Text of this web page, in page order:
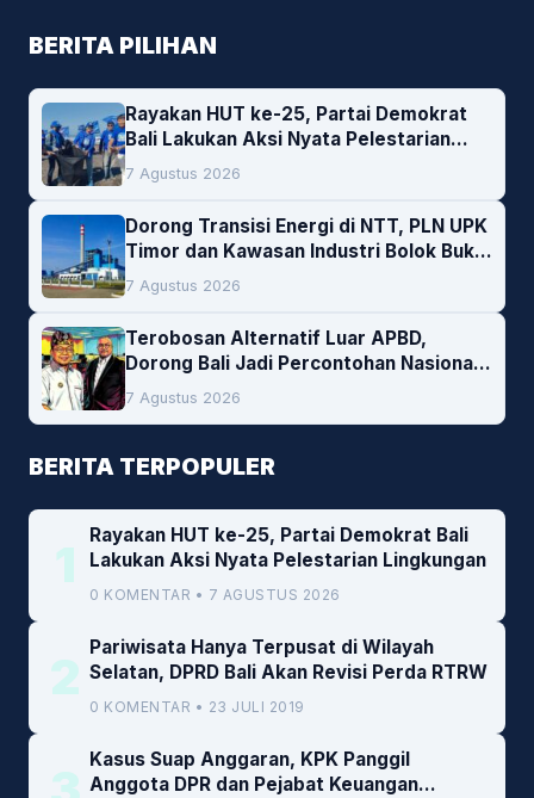
BERITA PILIHAN
Rayakan HUT ke-25, Partai Demokrat
Bali Lakukan Aksi Nyata Pelestarian
Lingkungan
7 Agustus 2026
Dorong Transisi Energi di NTT, PLN UPK
Timor dan Kawasan Industri Bolok Buka
Peluang Investasi Woodchip untuk
Cofiring PLTU Bolok
7 Agustus 2026
Terobosan Alternatif Luar APBD,
Dorong Bali Jadi Percontohan Nasional
Pembiayaan Daerah
7 Agustus 2026
BERITA TERPOPULER
1
Rayakan HUT ke-25, Partai Demokrat Bali
Lakukan Aksi Nyata Pelestarian Lingkungan
0 KOMENTAR • 7 AGUSTUS 2026
2
Pariwisata Hanya Terpusat di Wilayah
Selatan, DPRD Bali Akan Revisi Perda RTRW
0 KOMENTAR • 23 JULI 2019
Kasus Suap Anggaran, KPK Panggil
Anggota DPR dan Pejabat Keuangan